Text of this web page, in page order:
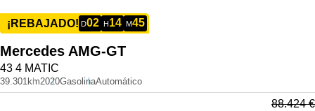
¡REBAJADO! D02 H 14 M45
Mercedes AMG-GT
43 4 MATIC
39.301km2020GasolinaAutomático
88.424€